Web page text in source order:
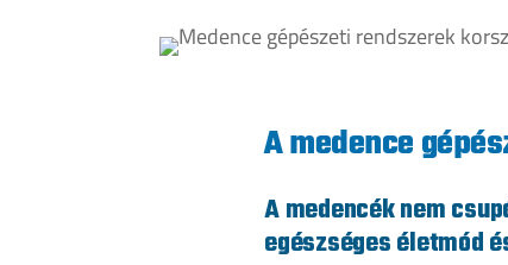
A medence
A medencék nem
egészséges életmód